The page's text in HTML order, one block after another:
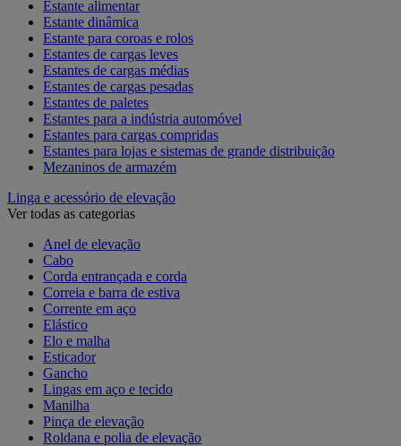
Estante alimentar
Estante dinâmica
Estante para coroas e rolos
Estantes de cargas leves
Estantes de cargas médias
Estantes de cargas pesadas
Estantes de paletes
Estantes para a indústria automóvel
Estantes para cargas compridas
Estantes para lojas e sistemas de grande distribuição
Mezaninos de armazém
Linga e acessório de elevação
Ver todas as categorias
Anel de elevação
Cabo
Corda entrançada e corda
Correia e barra de estiva
Corrente em aço
Elástico
Elo e malha
Esticador
Gancho
Lingas em aço e tecido
Manilha
Pinça de elevação
Roldana e polia de elevação